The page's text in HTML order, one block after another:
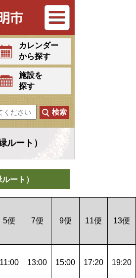
カレンダー
から探す
施設を
探す
ルート）
ート）
5便 7便 9便 11便 13便
11:00 13:00 15:00 17:20 19:20